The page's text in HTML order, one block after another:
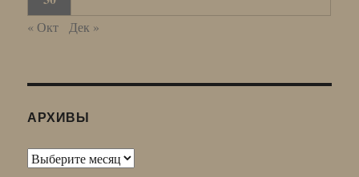
« Окт Дек »
АРХИВЫ
Архивы